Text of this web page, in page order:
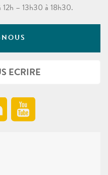
– 13h30 à 18h30.
ECRIRE